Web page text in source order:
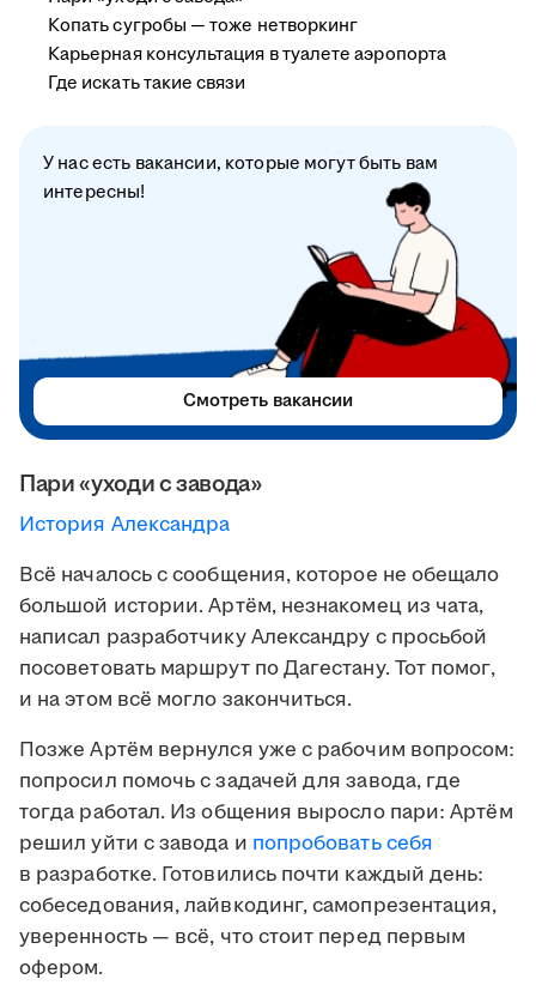
Пари «уходи с завода»
История Александра
Всё началось с сообщения, которое не обещало
большой истории. Артём, незнакомец из чата,
написал разработчику Александру с просьбой
посоветовать маршрут по Дагестану. Тот помог,
и на этом всё могло закончиться.
Позже Артём вернулся уже с рабочим вопросом:
попросил помочь с задачей для завода, где
тогда работал. Из общения выросло пари: Артём
решил уйти с завода и попробовать себя
в разработке. Готовились почти каждый день:
собеседования, лайвкодинг, самопрезентация,
уверенность — всё, что стоит перед первым
офером.
Копать сугробы — тоже нетворкинг
Карьерная консультация в туалете аэропорта
Где искать такие связи
У нас есть вакансии, которые могут быть вам
интересны!
Смотреть вакансии